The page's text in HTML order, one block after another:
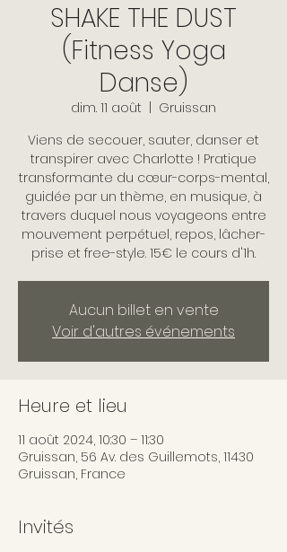
SHAKE THE DUST
(Fitness Yoga
Danse)
dim. 11 août
Gruissan
Viens de secouer, sauter, danser et
transpirer avec Charlotte ! Pratique
transformante du cœur-corps-mental,
guidée par un thème, en musique, à
travers duquel nous voyageons entre
mouvement perpétuel, repos, lâcher-
prise et free-style. 15€ le cours d'1h.
Aucun billet en vente
Voir d'autres événements
Heure et lieu
11 août 2024, 10:30 – 11:30
Gruissan, 56 Av. des Guillemots, 11430
Gruissan, France
Invités